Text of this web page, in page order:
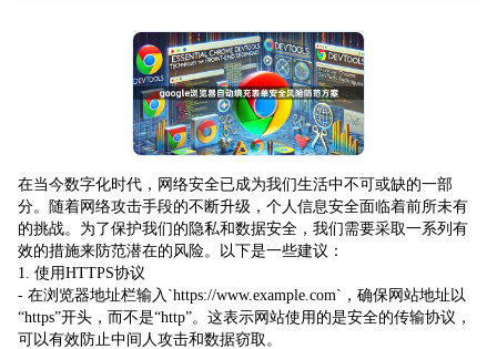
在当今数字化时代，网络安全已成为我们生活中不可或缺的一部
分。随着网络攻击手段的不断升级，个人信息安全面临着前所未有
的挑战。为了保护我们的隐私和数据安全，我们需要采取一系列有
效的措施来防范潜在的风险。以下是一些建议：
1. 使用HTTPS协议
- 在浏览器地址栏输入`https://www.example.com`，确保网站地址以
“https”开头，而不是“http”。这表示网站使用的是安全的传输协议，
可以有效防止中间人攻击和数据窃取。